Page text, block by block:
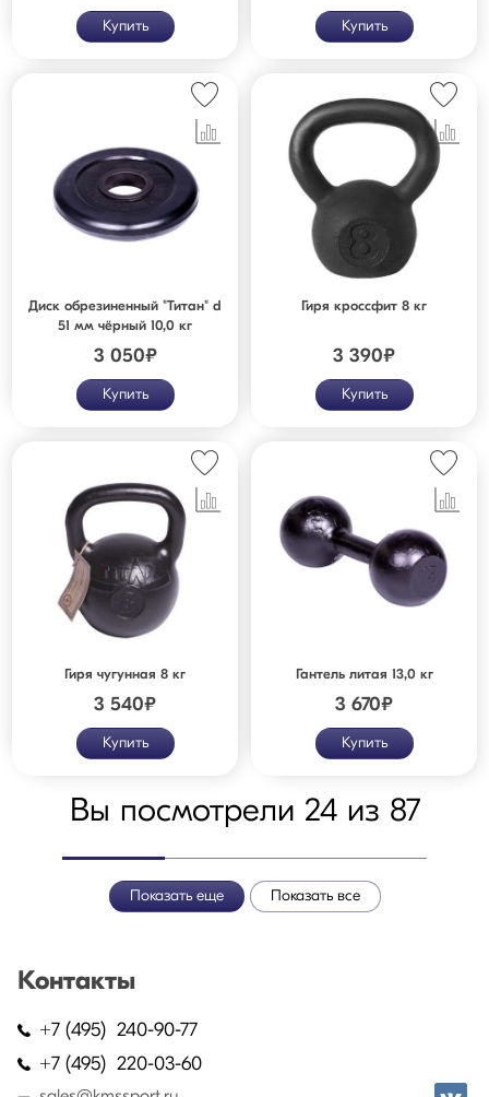
Купить Купить
Диск обрезиненный "Титан" d
51 мм чёрный 10,0 кг
3 050₽
Купить
Гиря кроссфит 8 кг
3 390₽
Купить
Гиря чугунная 8 кг
3 540₽
Купить
Гантель литая 13,0 кг
3 670₽
Купить
Вы посмотрели 24 из 87
Показать еще Показать все
Контакты
+7 (495) 240-90-77
+7 (495) 220-03-60